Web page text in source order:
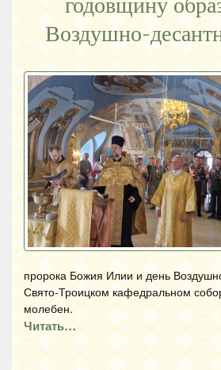
годовщину
Воздушно-
пророка Божия Илии и день
Свято-Троицком кафедральном
молебен.
Читать…